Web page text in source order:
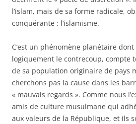
l’islam, mais de sa forme radicale,
conquérante : l’islamisme.
C’est un phénomène planétaire
logiquement le contrecoup, compte
de sa population originaire de pays
cherchons pas la cause dans les
« mauvais regards ». Comme nous
amis de culture musulmane qui
aux valeurs de la République, et ils